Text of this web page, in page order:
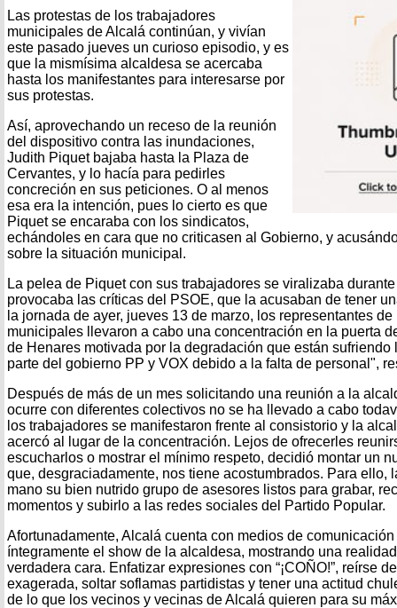
Las protestas de los trabajadores
municipales de Alcalá continúan, y vivían
este pasado jueves un curioso episodio, y es
que la mismísima alcaldesa se acercaba
hasta los manifestantes para interesarse por
sus protestas.
Así, aprovechando un receso de la reunión
del dispositivo contra las inundaciones,
Judith Piquet bajaba hasta la Plaza de
Cervantes, y lo hacía para pedirles
concreción en sus peticiones. O al menos
esa era la intención, pues lo cierto es que
Piquet se encaraba con los sindicatos,
echándoles en cara que no criticasen al Gobierno, y
sobre la situación municipal.
La pelea de Piquet con sus trabajadores se viralizaba
provocaba las críticas del PSOE, que la acusaban de tener
la jornada de ayer, jueves 13 de marzo, los representantes
municipales llevaron a cabo una concentración en la puerta
de Henares motivada por la degradación que están
parte del gobierno PP y VOX debido a la falta de personal",
Después de más de un mes solicitando una reunión a la
ocurre con diferentes colectivos no se ha llevado a cabo
los trabajadores se manifestaron frente al consistorio y la
acercó al lugar de la concentración. Lejos de ofrecerles
escucharlos o mostrar el mínimo respeto, decidió montar un
que, desgraciadamente, nos tiene acostumbrados. Para ello,
mano su bien nutrido grupo de asesores listos para grabar,
momentos y subirlo a las redes sociales del Partido Popular.
Afortunadamente, Alcalá cuenta con medios de
íntegramente el show de la alcaldesa, mostrando una
verdadera cara. Enfatizar expresiones con “¡COÑO!”, reírse
exagerada, soltar soflamas partidistas y tener una actitud
de lo que los vecinos y vecinas de Alcalá quieren para su